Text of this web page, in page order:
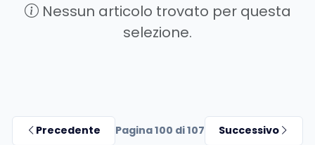
Nessun articolo trovato per questa
selezione.
Precedente Pagina 100 di 107 Successivo